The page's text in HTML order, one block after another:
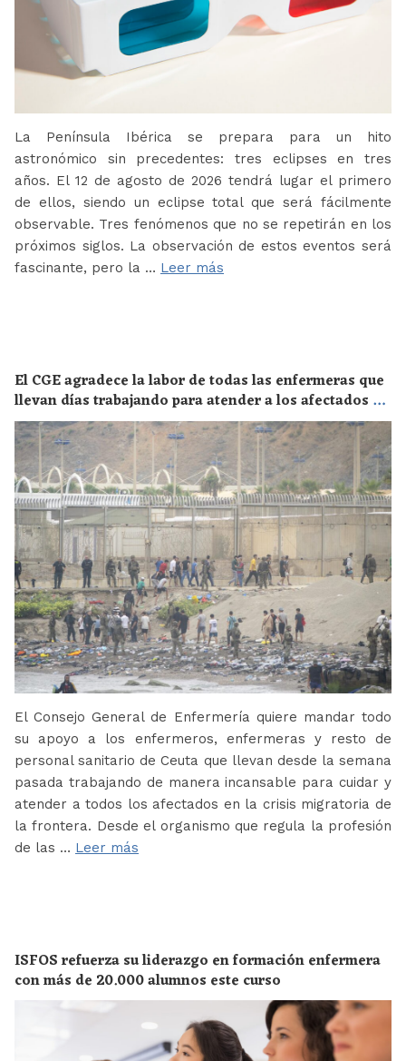
La Península Ibérica se prepara para un hito
astronómico sin precedentes: tres eclipses en tres
años. El 12 de agosto de 2026 tendrá lugar el primero
de ellos, siendo un eclipse total que será fácilmente
observable. Tres fenómenos que no se repetirán en los
próximos siglos. La observación de estos eventos será
fascinante, pero la … Leer más
El CGE agradece la labor de todas las enfermeras que
llevan días trabajando para atender a los afectados de
la crisis migratoria de Ceuta
El Consejo General de Enfermería quiere mandar todo
su apoyo a los enfermeros, enfermeras y resto de
personal sanitario de Ceuta que llevan desde la semana
pasada trabajando de manera incansable para cuidar y
atender a todos los afectados en la crisis migratoria de
la frontera. Desde el organismo que regula la profesión
de las … Leer más
ISFOS refuerza su liderazgo en formación enfermera
con más de 20.000 alumnos este curso